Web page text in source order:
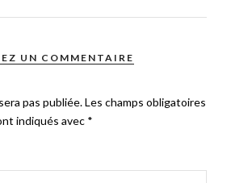
UN COMMENTAIRE
pas publiée.Les champs obligatoires
indiqués avec *